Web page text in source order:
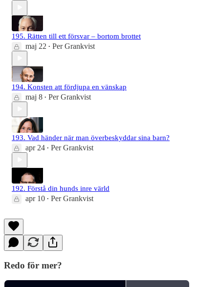
195. Rätten till ett försvar – bortom brottet
maj 22 • Per Grankvist
194. Konsten att fördjupa en vänskap
maj 8 • Per Grankvist
193. Vad händer när man överbeskyddar sina barn?
apr 24 • Per Grankvist
192. Förstå din hunds inre värld
apr 10 • Per Grankvist
Redo för mer?